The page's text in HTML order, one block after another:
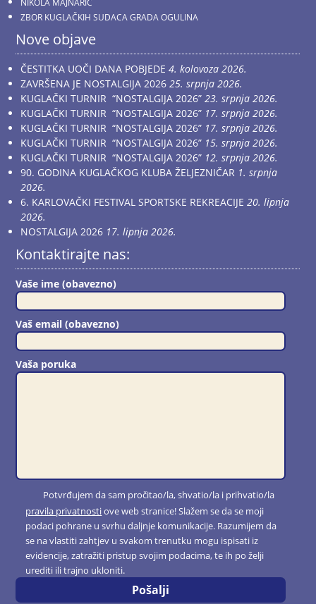
NIKOLA MAJNARIĆ
ZBOR KUGLAČKIH SUDACA GRADA OGULINA
Nove objave
ČESTITKA UOČI DANA POBJEDE 4. kolovoza 2026.
ZAVRŠENA JE NOSTALGIJA 2026 25. srpnja 2026.
KUGLAČKI TURNIR “NOSTALGIJA 2026” 23. srpnja 2026.
KUGLAČKI TURNIR “NOSTALGIJA 2026” 17. srpnja 2026.
KUGLAČKI TURNIR “NOSTALGIJA 2026” 17. srpnja 2026.
KUGLAČKI TURNIR “NOSTALGIJA 2026” 15. srpnja 2026.
KUGLAČKI TURNIR “NOSTALGIJA 2026” 12. srpnja 2026.
90. GODINA KUGLAČKOG KLUBA ŽELJEZNIČAR 1. srpnja
2026.
6. KARLOVAČKI FESTIVAL SPORTSKE REKREACIJE 20. lipnja
2026.
NOSTALGIJA 2026 17. lipnja 2026.
Kontaktirajte nas:
Vaše ime (obavezno)
Vaš email (obavezno)
Vaša poruka
Potvrđujem da sam pročitao/la, shvatio/la i prihvatio/la
pravila privatnostiove web stranice! Slažem se da se moji
podaci pohrane u svrhu daljnje komunikacije. Razumijem da
se na vlastiti zahtjev u svakom trenutku mogu ispisati iz
evidencije, zatražiti pristup svojim podacima, te ih po želji
urediti ili trajno ukloniti.